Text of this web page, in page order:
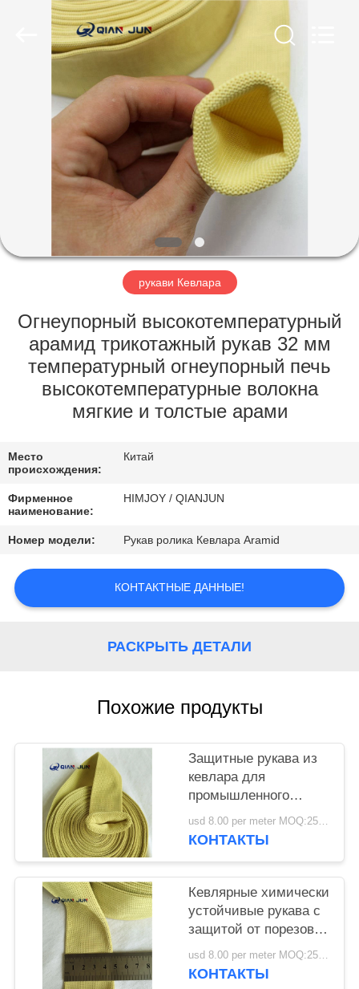
ГЛАВНАЯ
СТРАНИЦА
ПРОДУКЦИЯ
КОМПАНИИ
ФАБРИКА
КОНТРОЛЬ
КАЧЕСТВА
ДАННЫЕ
НОВОСТИ
ОТПРАВИТЬ
ЗАПРОС
POLICY
рукави Кевлара
Огнеупорный высокотемпературный
арамид трикотажный рукав 32 мм
температурный огнеупорный печь
высокотемпературные волокна
мягкие и толстые арами
Место
происхождения:
Китай
Фирменное
наименование:
HIMJOY / QIANJUN
Номер модели: Рукав ролика Кевлара Aramid
КОНТАКТНЫЕ ДАННЫЕ!
РАСКРЫТЬ ДЕТАЛИ
Похожие продукты
Защитные рукава из
кевлара для
промышленного
использования
usd 8.00 per meter MOQ:25 метров.
КОНТАКТЫ
Кевлярные химически
устойчивые рукава с
защитой от порезов
уровня 4
usd 8.00 per meter MOQ:25 метров.
КОНТАКТЫ